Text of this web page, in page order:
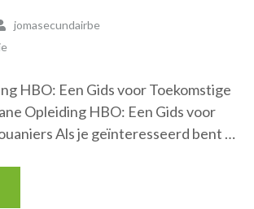
jomasecundairbe
HBO: Een Gids voor Toekomstige
Opleiding HBO: Een Gids voor
Als je geïnteresseerd bent …